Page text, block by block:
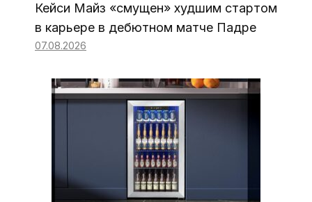
Кейси Майз «смущен» худшим стартом
в карьере в дебютном матче Падре
07.08.2026